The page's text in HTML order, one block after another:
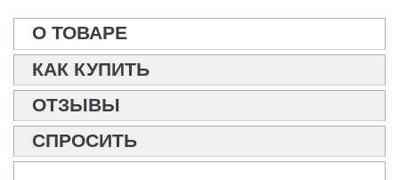
О ТОВАРЕ
КАК КУПИТЬ
ОТЗЫВЫ
СПРОСИТЬ